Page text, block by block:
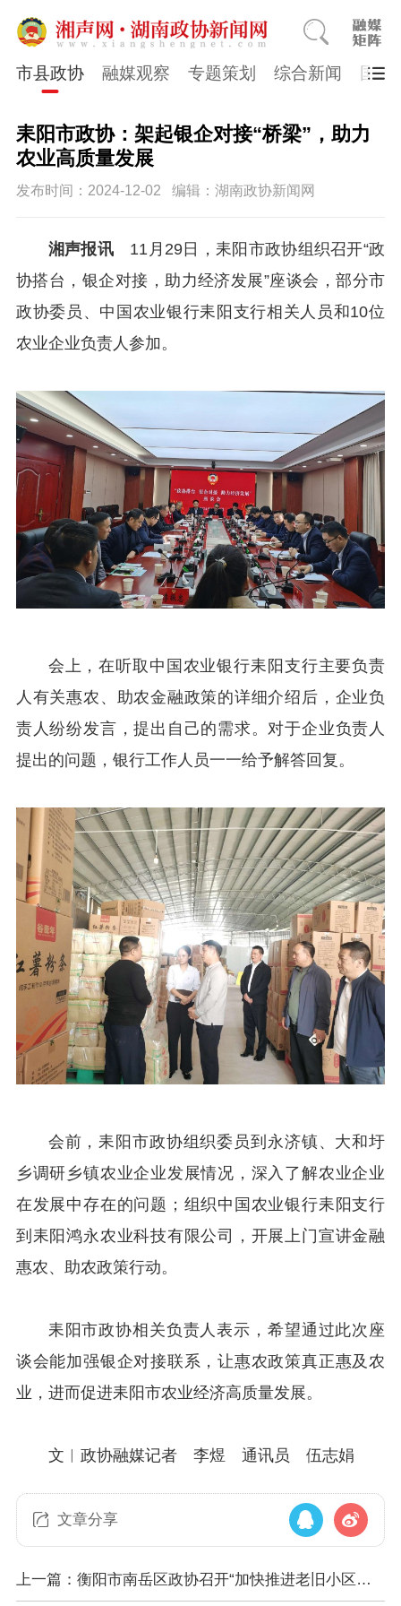
市县政协 融媒观察 专题策划 综合新闻 国医
耒阳市政协：架起银企对接“桥梁”，助力
农业高质量发展
发布时间：2024-12-02 编辑：湖南政协新闻网
湘声报讯 11 月 29日，耒阳市政协组织召开“政
协搭台，银企对接，助力经济发展”座谈会，部分市
政协委员、中国农业银行耒阳支行相关人员和10位
农业企业负责人参加。
会上，在听取中国农业银行耒阳支行主要负责
人有关惠农、助农金融政策的详细介绍后，企业负
责人纷纷发言，提出自己的需求。对于企业负责人
提出的问题，银行工作人员一一给予解答回复。
会前，耒阳市政协组织委员到永济镇、大和圩
乡调研乡镇农业企业发展情况，深入了解农业企业
在发展中存在的问题；组织中国农业银行耒阳支行
到耒阳鸿永农业科技有限公司，开展上门宣讲金融
惠农、助农政策行动。
耒阳市政协相关负责人表示，希望通过此次座
谈会能加强银企对接联系，让惠农政策真正惠及农
业，进而促进耒阳市农业经济高质量发展。
文︱政协融媒记者 李煜 通讯员 伍志娟
文章分享
上一篇：衡阳市南岳区政协召开“加快推进老旧小区改
造建设”界别协商会议